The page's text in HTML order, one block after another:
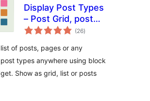
Display Post Types
– Post Grid, post
list and post sliders
(26საერთო
რეიტინგი
)
of posts, pages or any
types anywhere using block
Show as grid, list or posts